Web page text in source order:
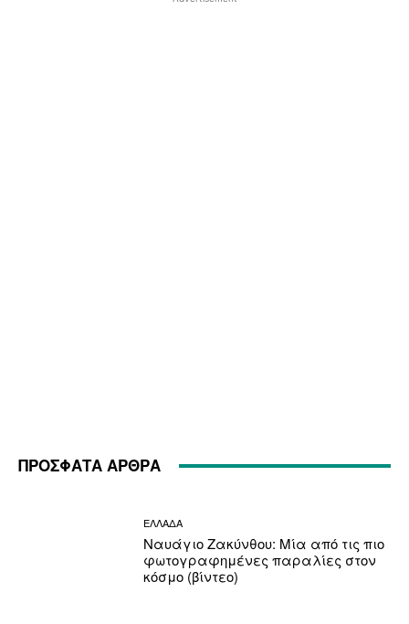
ΠΡΟΣΦΑΤΑ ΑΡΘΡΑ
ΕΛΛΑΔΑ
Ναυάγιο Ζακύνθου: Μία από τις πιο
φωτογραφημένες παραλίες στον
κόσμο (βίντεο)